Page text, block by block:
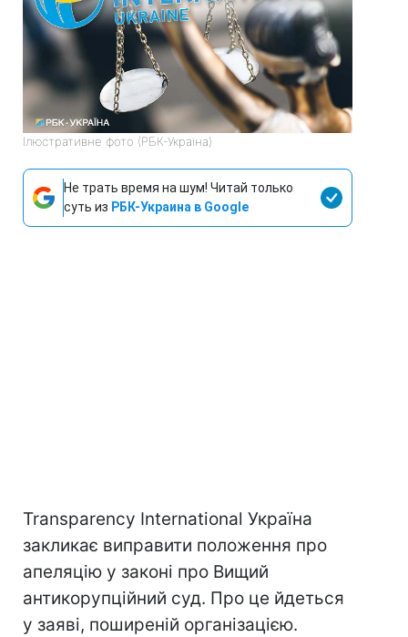
Ілюстративне фото (РБК-Україна)
Не трать время на шум! Читай только
суть из РБК-Украина в Google
Transparency International Україна
закликає виправити положення про
апеляцію у законі про Вищий
антикорупційний суд. Про це йдеться
у заяві, поширеній організацією.